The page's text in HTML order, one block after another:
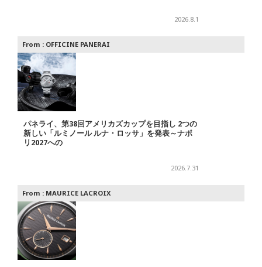
2026.8.1
From : OFFICINE PANERAI
パネライ、第38回アメリカズカップを目指し 2つの
新しい「ルミノール ルナ・ロッサ」を発表～ナポ
リ2027への
2026.7.31
From : MAURICE LACROIX